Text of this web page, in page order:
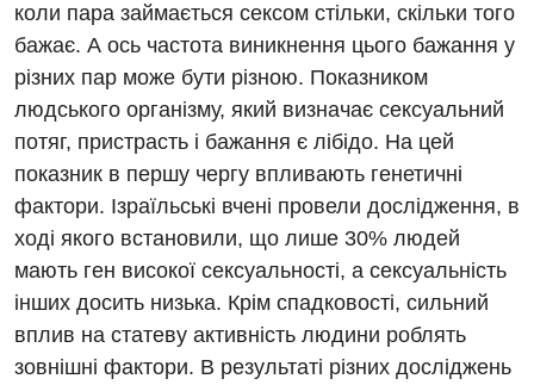
коли пара займається сексом стільки, скільки того
бажає. А ось частота виникнення цього бажання у
різних пар може бути різною. Показником
людського організму, який визначає сексуальний
потяг, пристрасть і бажання є лібідо. На цей
показник в першу чергу впливають генетичні
фактори. Ізраїльські вчені провели дослідження, в
ході якого встановили, що лише 30% людей
мають ген високої сексуальності, а сексуальність
інших досить низька. Крім спадковості, сильний
вплив на статеву активність людини роблять
зовнішні фактори. В результаті різних досліджень